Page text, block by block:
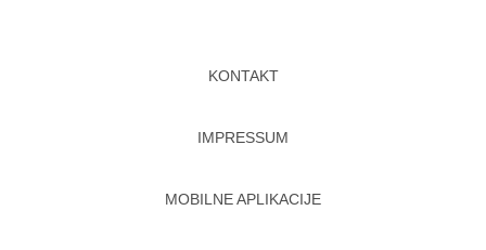
KONTAKT
IMPRESSUM
MOBILNE APLIKACIJE